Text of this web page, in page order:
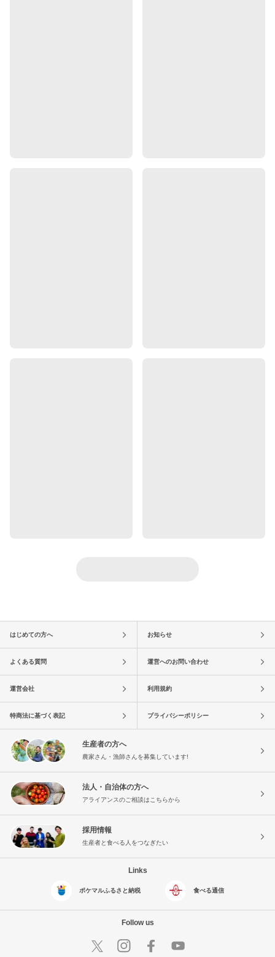
はじめての方へ お知らせ
よくある質問 運営へのお問い合わせ
運営会社 利用規約
特商法に基づく表記 プライバシーポリシー
生産者の方へ
農家さん・漁師さんを募集しています!
法人・自治体の方へ
アライアンスのご相談はこちらから
採用情報
生産者と食べる人をつなぎたい
Links
ポケマルふるさと納税 食べる通信
Follow us